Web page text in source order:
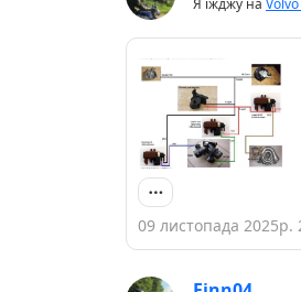
Я їжджу на
09 листопада 2025р.